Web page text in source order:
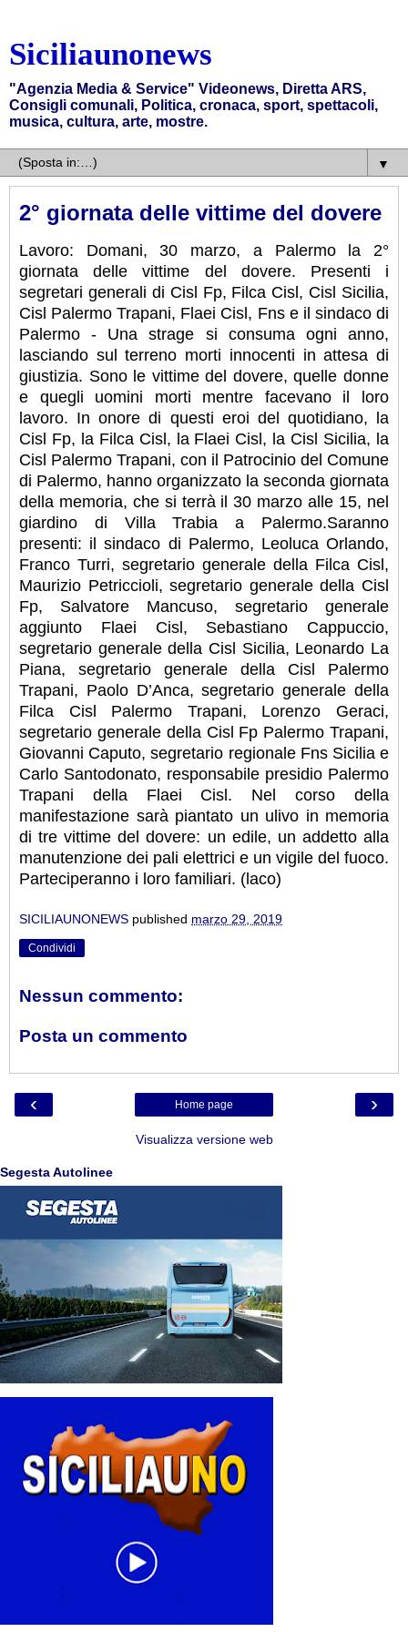
Siciliaunonews
"Agenzia Media & Service" Videonews, Diretta ARS,
Consigli comunali, Politica, cronaca, sport, spettacoli,
musica, cultura, arte, mostre.
▼
2° giornata delle vittime del dovere
Lavoro: Domani, 30 marzo, a Palermo la 2°
giornata delle vittime del dovere. Presenti i
segretari generali di Cisl Fp, Filca Cisl, Cisl Sicilia,
Cisl Palermo Trapani, Flaei Cisl, Fns e il sindaco di
Palermo - Una strage si consuma ogni anno,
lasciando sul terreno morti innocenti in attesa di
giustizia. Sono le vittime del dovere, quelle donne
e quegli uomini morti mentre facevano il loro
lavoro. In onore di questi eroi del quotidiano, la
Cisl Fp, la Filca Cisl, la Flaei Cisl, la Cisl Sicilia, la
Cisl Palermo Trapani, con il Patrocinio del Comune
di Palermo, hanno organizzato la seconda giornata
della memoria, che si terrà il 30 marzo alle 15, nel
giardino di Villa Trabia a Palermo.Saranno
presenti: il sindaco di Palermo, Leoluca Orlando,
Franco Turri, segretario generale della Filca Cisl,
Maurizio Petriccioli, segretario generale della Cisl
Fp, Salvatore Mancuso, segretario generale
aggiunto Flaei Cisl, Sebastiano Cappuccio,
segretario generale della Cisl Sicilia, Leonardo La
Piana, segretario generale della Cisl Palermo
Trapani, Paolo D’Anca, segretario generale della
Filca Cisl Palermo Trapani, Lorenzo Geraci,
segretario generale della Cisl Fp Palermo Trapani,
Giovanni Caputo, segretario regionale Fns Sicilia e
Carlo Santodonato, responsabile presidio Palermo
Trapani della Flaei Cisl. Nel corso della
manifestazione sarà piantato un ulivo in memoria
di tre vittime del dovere: un edile, un addetto alla
manutenzione dei pali elettrici e un vigile del fuoco.
Parteciperanno i loro familiari. (laco)
SICILIAUNONEWS published marzo 29, 2019
Condividi
Nessun commento:
Posta un commento
‹ ›
Home page
Visualizza versione web
Segesta Autolinee